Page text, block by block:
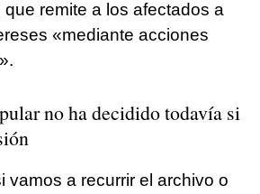
remite a los afectados a
«mediante acciones
no ha decidido todavía si
vamos a recurrir el archivo o